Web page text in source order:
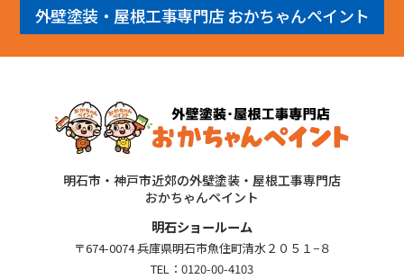
外壁塗装・屋根工事専門店 おかちゃんペイント
明石市・神戸市近郊の外壁塗装・屋根工事専門店
おかちゃんペイント
明石ショールーム
〒674-0074 兵庫県明石市魚住町清水２０５１−８
TEL： 0120-00-4103